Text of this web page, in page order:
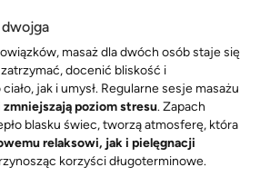
masaż dla dwóch osób staje się
docenić bliskość i
jak i umysł. Regularne sesje masażu
poziom stresu. Zapach
blasku świec, tworzą atmosferę, która
relaksowi, jak i pielęgnacji
korzyści długoterminowe.